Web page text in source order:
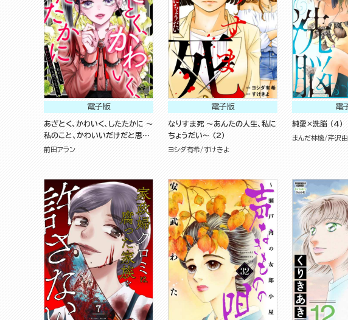
電子版
あざとく、かわいく、したたかに ～
私のこと、かわいいだけだと思っ
てた？～ （8）
前田アラン
電子版
なりすま死 ～あんたの人生、私に
ちょうだい～ （2）
ヨシダ有希 すけきよ
電
純愛×洗脳 （4）
まんだ林檎 芹沢